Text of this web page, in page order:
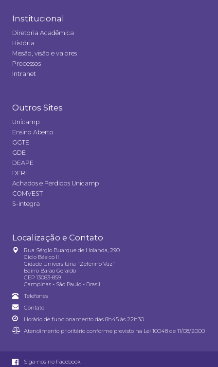
Institucional
Diretoria Acadêmica
História
Missão, visão e valores
Processos
Intranet
Outros Sites
Unicamp
Ensino Aberto
GGTE
GDE
DEAPE
DERI
Achados e Perdidos Unicamp
COMVEST
S-integra
Localização e Contato
Rua Sérgio Buarque de Holanda, 290
Ciclo Básico II
Cidade Universitária "Zeferino Vaz"
Bairro Barão Geraldo
CEP 13083-859
Campinas - São Paulo - Brasil
Telefones
Contato
Horário de funcionamento das 8h45 às 22h30
Atendimento prioritário conforme previsto na Lei 10048 de 11/08/2000
Siga-nos no Facebook